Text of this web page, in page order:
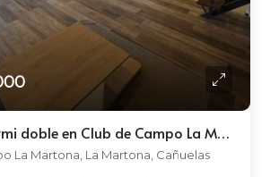
Dormy / Dormi doble en Club de Campo La Martona | Vista a Canchas de Fútbol
La Martona, La Martona, Cañuelas